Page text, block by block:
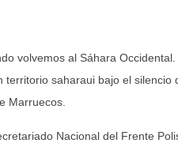
volvemos al Sáhara
saharaui bajo el silencio
Marruecos.
Nacional del Frente